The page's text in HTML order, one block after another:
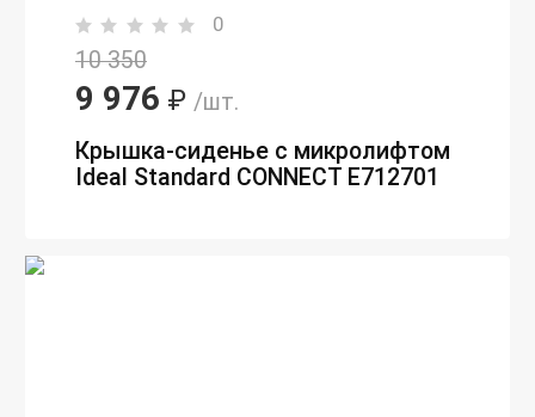
0
10 350
9 976 ₽ /шт.
Крышка-сиденье с микролифтом
Ideal Standard CONNECT E712701